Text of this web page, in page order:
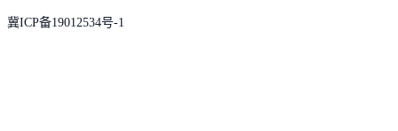
冀ICP备19012534号-1